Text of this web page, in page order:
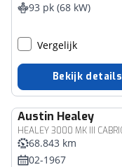
93 pk (68 kW)
Vergelijk
Bekijk details
Austin Healey
68.843 km
02-1967